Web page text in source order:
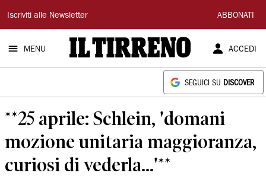
Il
Tirreno
Iscriviti alle Newsletter ABBONATI
MENU ACCEDI
SEGUICI SU DISCOVER
**25 aprile: Schlein, 'domani
mozione unitaria maggioranza,
curiosi di vederla...'**